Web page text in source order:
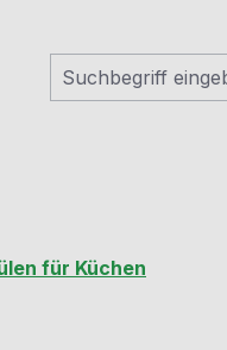
für Küchen